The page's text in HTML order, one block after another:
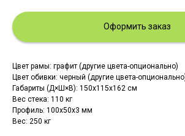
Оформить заказ
Цвет рамы: графит (другие цвета-опционально)
Цвет обивки: черный (другие цвета-
Габариты (Д×Ш×В): 150x115x162 см
Вес стека: 110 кг
Профиль: 100х50х3 мм
Вес: 250 кг